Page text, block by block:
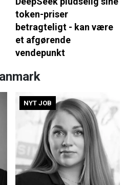
token-priser
betragteligt - kan være
et afgørende
vendepunkt
NYT JOB